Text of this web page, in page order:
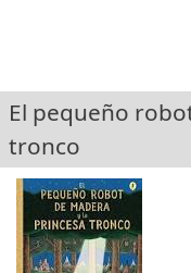
El pequeño
tronco